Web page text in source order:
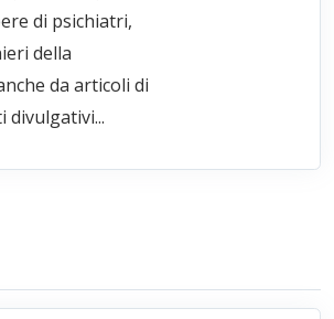
di psichiatri,
della
da articoli di
divulgativi...